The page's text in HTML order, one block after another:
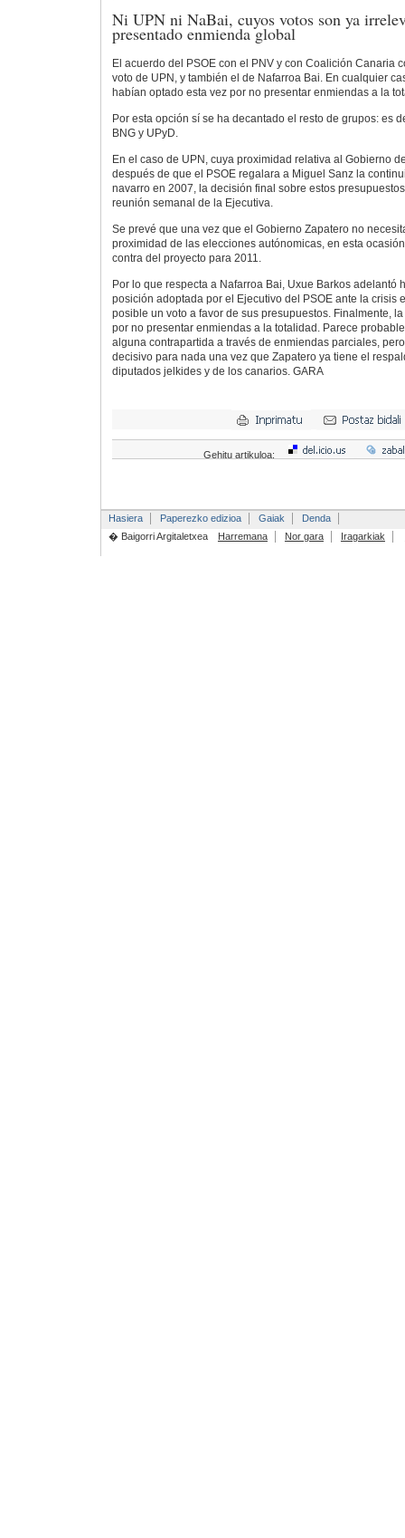
Ni UPN ni NaBai, cuyos votos son ya
presentado enmienda global
El acuerdo del PSOE con el PNV y con Coalición Canaria
voto de UPN, y también el de Nafarroa Bai. En cualquier
habían optado esta vez por no presentar enmiendas a la
Por esta opción sí se ha decantado el resto de grupos: es
BNG y UPyD.
En el caso de UPN, cuya proximidad relativa al Gobierno
después de que el PSOE regalara a Miguel Sanz la
navarro en 2007, la decisión final sobre estos
reunión semanal de la Ejecutiva.
Se prevé que una vez que el Gobierno Zapatero no
proximidad de las elecciones autónomicas, en esta
contra del proyecto para 2011.
Por lo que respecta a Nafarroa Bai, Uxue Barkos adelantó
posición adoptada por el Ejecutivo del PSOE ante la crisis
posible un voto a favor de sus presupuestos. Finalmente,
por no presentar enmiendas a la totalidad. Parece
alguna contrapartida a través de enmiendas parciales,
decisivo para nada una vez que Zapatero ya tiene el
diputados jelkides y de los canarios. GARA
Gehitu artikuloa:
Hasiera Paperezko edizioa Gaiak
Denda
� Baigorri Argitaletxea
Harremana Nor gara Iragarkiak